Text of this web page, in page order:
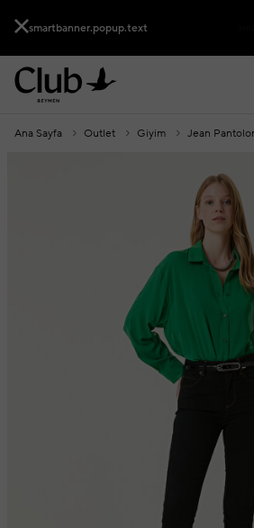
smartbanner.popup.text
Ana Sayfa Outlet Giyim Jean